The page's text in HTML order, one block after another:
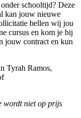
schooltijd? Deze
kan jouw nieuwe
bellen wij jou
cursus en kom je bij
jouw contract en kun
Tyrah Ramos,
wordt niet op prijs